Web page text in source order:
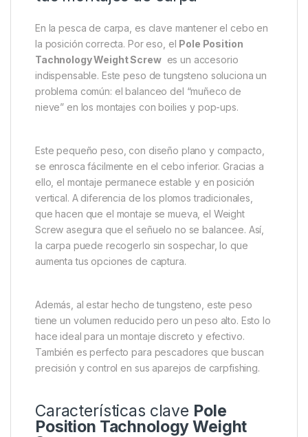
Descripción Specification
Screw 1.6 Gram – Precisión para
tus montajes de carpa
En la pesca de carpa, es clave mantener el cebo en
la posición correcta. Por eso, elPole Position
Tachnology Weight Screwes un accesorio
indispensable. Este peso de tungsteno soluciona un
problema común: el balanceo del “muñeco de
Este pequeño peso, con diseño plano y compacto,
se enrosca fácilmente en el cebo inferior. Gracias a
ello, el montaje permanece estable y en posición
vertical. A diferencia de los plomos tradicionales,
la carpa puede recogerlo sin sospechar, lo que
aumenta tus opciones de captura.